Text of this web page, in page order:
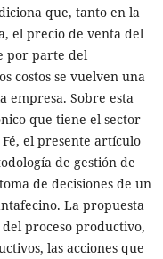
que, tanto en la
el precio de venta del
por parte del
costos se vuelven una
empresa. Sobre esta
que tiene el sector
el presente artículo
de gestión de
de decisiones de un
La propuesta
proceso productivo,
las acciones que